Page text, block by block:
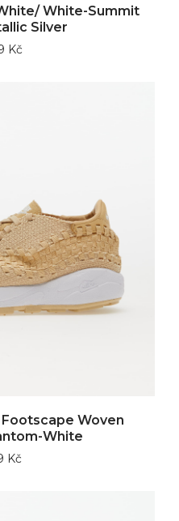
White-Summit
Silver
Kč
Woven
White
Kč